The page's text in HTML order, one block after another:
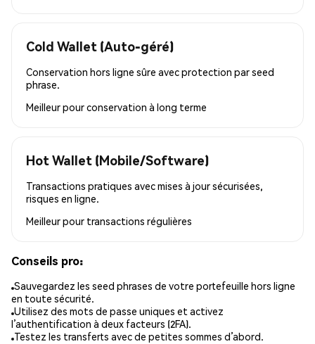
Cold Wallet (Auto-géré)
Conservation hors ligne sûre avec protection par seed
phrase.
Meilleur pourconservation à long terme
Hot Wallet (Mobile/Software)
Transactions pratiques avec mises à jour sécurisées,
risques en ligne.
Meilleur pour transactions régulières
Conseils pro:
Sauvegardez les seed phrases de votre portefeuille hors ligne
en toute sécurité.
Utilisez des mots de passe uniques et activez
l’authentification à deux facteurs (2FA).
Testez les transferts avec de petites sommes d’abord.